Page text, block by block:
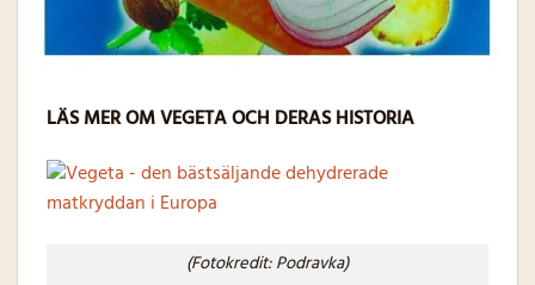
LÄS MER OM VEGETA OCH DERAS HISTORIA
(Fotokredit: Podravka)